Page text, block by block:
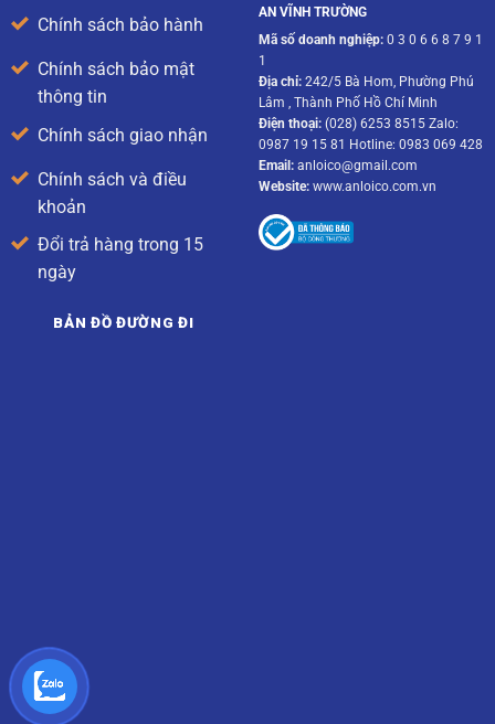
Chính sách bảo hành
Chính sách bảo mật
thông tin
Chính sách giao nhận
Chính sách và điều
khoản
Đổi trả hàng trong 15
ngày
AN VĨNH TRƯỜNG
Mã số doanh nghiệp:0 3 0 6 6 8 7 9 1
1
Địa chỉ:242/5 Bà Hom, Phường Phú
Lâm , Thành Phố Hồ Chí Minh
Điện thoại:(028) 6253 8515 Zalo:
0987 19 15 81 Hotline: 0983 069 428
Email:anloico@gmail.com
Website:www.anloico.com.vn
BẢN ĐỒ ĐƯỜNG ĐI